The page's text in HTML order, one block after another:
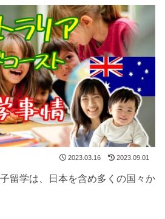
2023.03.16 2023.09.01
留学は、日本を含め多くの国々か